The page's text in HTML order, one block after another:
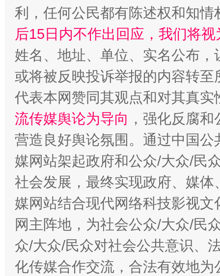
千年窑火 生生不息
揭开“小金库”的免责幌子
利，任何公民都有陈述权和知情
后15日内不作出回应，我们将
姓名、地址、单位、实名公布
或将被反映投诉举报的内容转
代表本网赞同其观点和对其真实
流传媒舆论为导向 ，强化反腐
营造良好舆论氛围。通过中国
媒网站架起政府和公众/大众/民
社会发展，最终实现政府、媒
媒网站结合现代网络科技影视
网主阵地，为社会公众/大众/民
众/大众/民众对社会公共意识、
化传媒合作交流，合法有效地